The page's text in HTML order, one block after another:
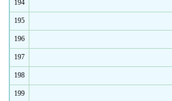
194
195
196
197
198
199